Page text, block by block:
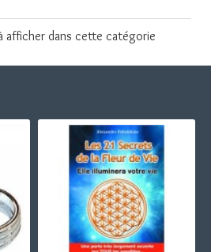
afficher dans cette catégorie